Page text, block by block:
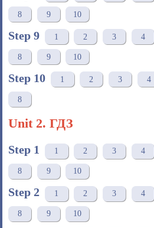
8 9 10
Step 9 1 2 3 4
8 9 10
Step 10 1 2 3 4
8
Unit 2. ГДЗ
Step 1 1 2 3 4
8 9 10
Step 2 1 2 3 4
8 9 10